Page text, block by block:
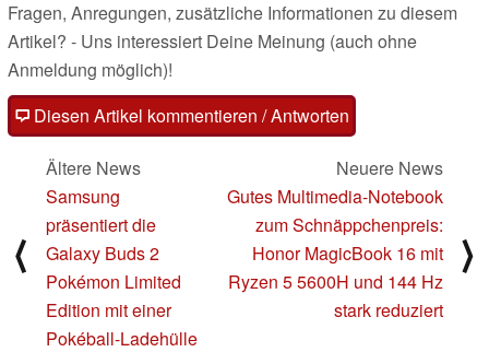
Fragen, Anregungen, zusätzliche Informationen zu diesem
Artikel? - Uns interessiert Deine Meinung (auch ohne
Anmeldung möglich)!
Diesen Artikel kommentieren / Antworten
⟨
Ältere News
Samsung
präsentiert die
Galaxy Buds 2
Pokémon Limited
Edition mit einer
Pokéball-Ladehülle
Neuere News
Gutes Multimedia-Notebook
zum Schnäppchenpreis:
Honor MagicBook 16 mit
Ryzen 5 5600H und 144 Hz
stark reduziert
⟩